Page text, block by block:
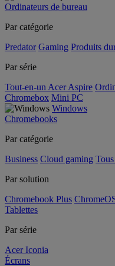
Ordinateurs de bureau
Par catégorie
Predator Gaming Produits
Par série
Tout-en-un Acer Aspire
Chromebox Mini PC
Windows
Chromebooks
Par catégorie
Business Cloud gaming
Par solution
Chromebook Plus
Tablettes
Par série
Acer Iconia
Écrans